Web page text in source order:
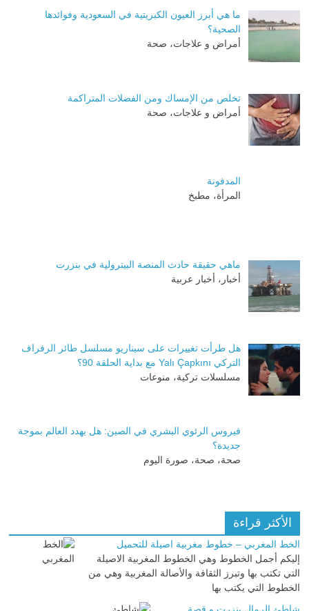
ما هي أبرز العيون الكبريتية في السعودية وفوائدها
الصحية؟
أمراض و علاجات، صحة
تخلص من الإمساك ومن الفضلات المتراكمة
أمراض و علاجات، صحة
المدفونة
المرأة، مطبخ
ماهي حقيقة حادث المنصة البيترولية في بنزرت
أخبار، أخبار عربية
هل طرأت تغييرات على سيناريو مسلسل طائر الرفراف
التركي Yalı Çapkını مع بداية الحلقة 90؟
مسلسلات تركية، منوعات
فيروس الرئوي البشري في الصين: هل يهدد العالم بموجة
جديدة؟
صحة، صحة، صورة اليوم
الأكثر قراءة
الخط المغربي – خطوط مغربية اصيلة للتحميل
إليكم أجمل الخطوط وهي الخطوط المغربية الاصيلة
التي تكتب بها وتبرز الثقافة والأصالة المغربية وهي من
الخطوط التي يكتب بها